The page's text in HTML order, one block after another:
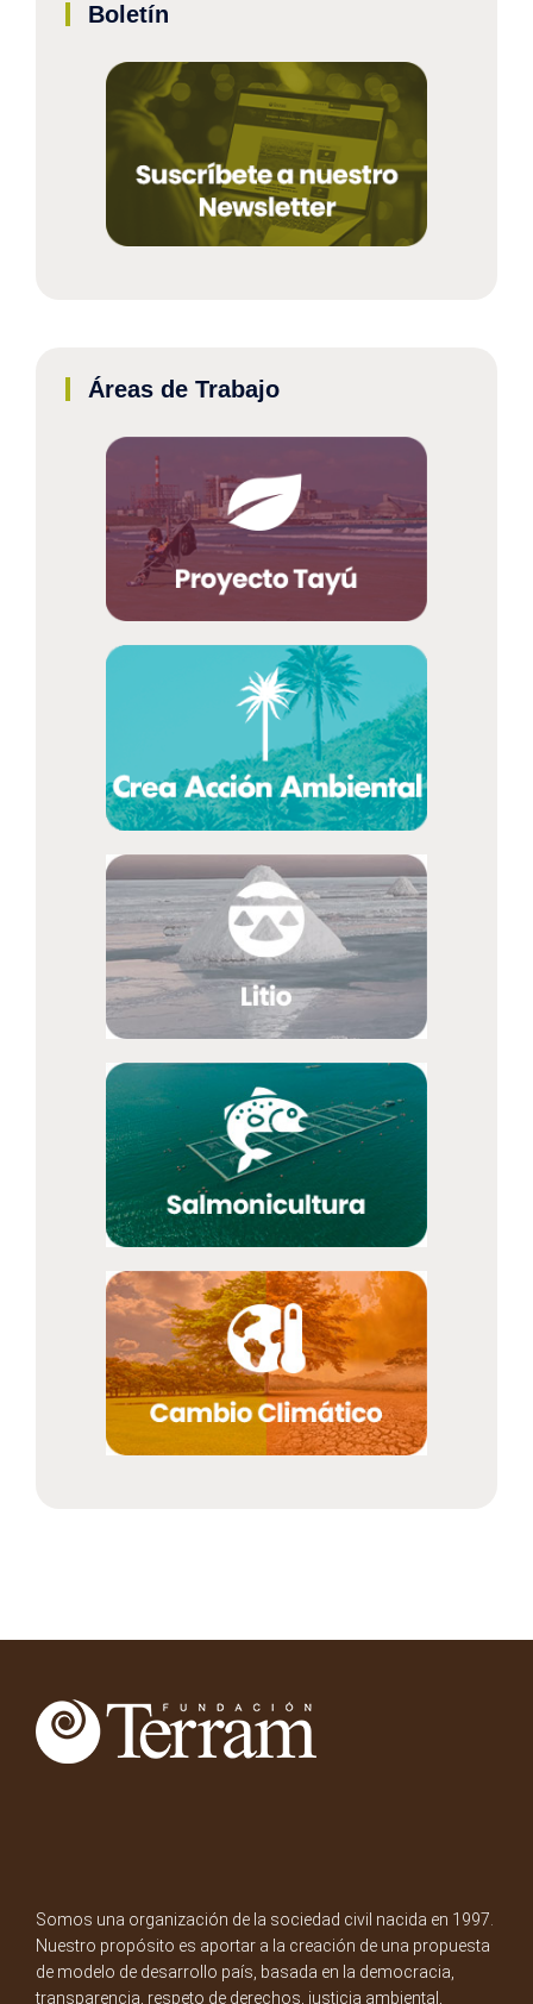
Boletín
Áreas de Trabajo
Somos una organización de la sociedad civil nacida en 1997.
Nuestro propósito es aportar a la creación de una propuesta
de modelo de desarrollo país, basada en la democracia,
transparencia, respeto de derechos, justicia ambiental,